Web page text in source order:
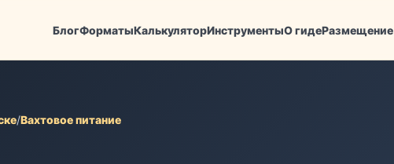
БлогФорматыКалькуляторИнструментыО гидеРазмещение
/Вахтовое питание